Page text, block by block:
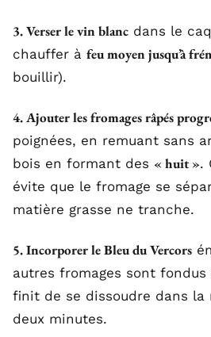
3. Verser le vin blanc dans le
chauffer à feu moyen jusqu’à
bouillir).
4. Ajouter les fromages râpés
poignées, en remuant sans
bois en formant des « huit ».
évite que le fromage se
matière grasse ne tranche.
5. Incorporer le Bleu du Vercors
autres fromages sont
finit de se dissoudre dans la
deux minutes.